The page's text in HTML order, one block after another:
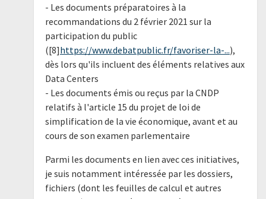
- Les documents préparatoires à la
recommandations du 2 février 2021 sur la
participation du public
([8]https://www.debatpublic.fr/favoriser-la-...),
dès lors qu'ils incluent des éléments relatives aux
Data Centers
- Les documents émis ou reçus par la CNDP
relatifs à l'article 15 du projet de loi de
simplification de la vie économique, avant et au
cours de son examen parlementaire
Parmi les documents en lien avec ces initiatives,
je suis notamment intéressée par les dossiers,
fichiers (dont les feuilles de calcul et autres